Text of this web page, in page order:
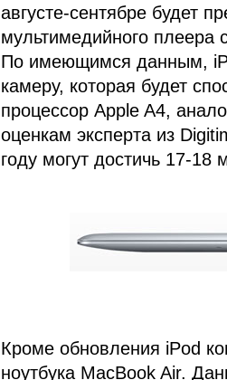
августе-сентябре будет
мультимедийного плеера
По имеющимся данным,
камеру, которая будет
процессор Apple A4,
оценкам эксперта из
году могут достичь 17-
Кроме обновления iPod
ноутбука MacBook Air.